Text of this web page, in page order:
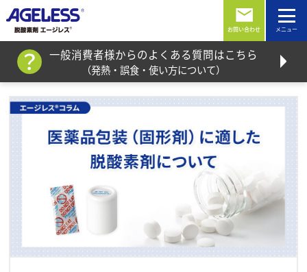
お問い合わせ
一般消費者様からのよくある質問はこちら
（発熱・誤食・使い方について）